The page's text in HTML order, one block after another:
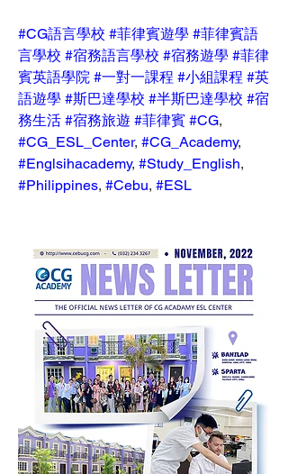
#CG語言學校 #菲律賓遊學 #菲律賓語
言學校 #宿務語言學校 #宿務遊學 #菲律
賓英語學院 #一對一課程 #小組課程 #英
語遊學 #斯巴達學校 #半斯巴達學校 #宿
務生活 #宿務旅遊 #菲律賓 #CG
#CG_ESL_Center, #CG_Academy
#Englsihacademy, #Study_English
#Philippines, #Cebu, #ESL